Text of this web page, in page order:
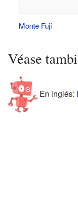
Monte Fuji
Véase
En inglés: